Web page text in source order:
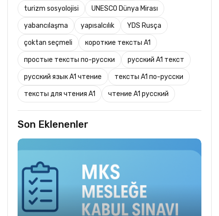
turizm sosyolojisi UNESCO Dünya Mirası
yabancılaşma yapısalcılık YDS Rusça
çoktan seçmeli короткие тексты A1
простые тексты по-русски русский A1 текст
русский язык A1 чтение тексты A1 по-русски
тексты для чтения A1 чтение A1 русский
Son Eklenenler